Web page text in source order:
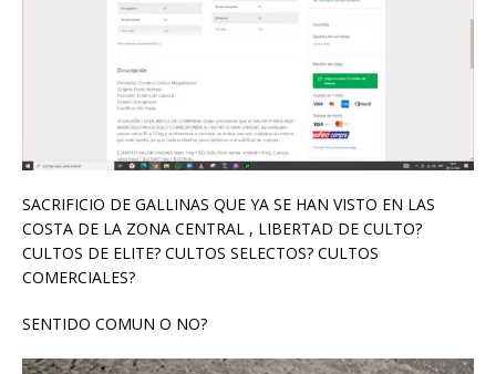
SACRIFICIO DE GALLINAS QUE YA SE HAN VISTO EN LAS
COSTA DE LA ZONA CENTRAL , LIBERTAD DE CULTO?
CULTOS DE ELITE? CULTOS SELECTOS? CULTOS
COMERCIALES?
SENTIDO COMUN O NO?